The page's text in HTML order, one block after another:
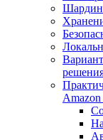
Amazon